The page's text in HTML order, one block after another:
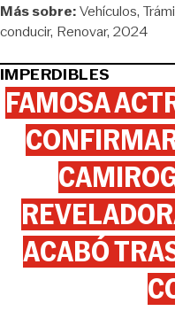
Más sobre:Vehículos
conducir Renovar 2024
IMPERDIBLES
FAMOSA
ACABÓ